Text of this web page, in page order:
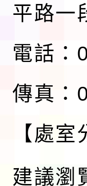
平路一
電話：
傳真：
【處室
建議瀏